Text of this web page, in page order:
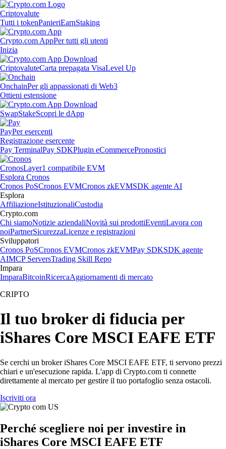
Criptovalute
Tutti i tokenPanieriEarnStaking
Crypto.com AppPer tutti gli utenti
Inizia
CriptovaluteCarta prepagata VisaLevel Up
OnchainPer gli appassionati di Web3
Ottieni estensione
SwapStakeScopri le dApp
PayPer esercenti
Registrazione esercente
Pay TerminalPay SDKPlugin eCommercePronostici
CronosLayer1 compatibile EVM
Esplora Cronos
Cronos PoSCronos EVMCronos zkEVMSDK agente AI
Esplora
AffiliazioneIstituzionaliCustodia
Crypto.com
Chi siamoNotizie aziendaliNovità sui prodottiEventiLavora con
noiPartnerSicurezzaLicenze e registrazioni
Sviluppatori
Cronos PoSCronos EVMCronos zkEVMPay SDKSDK agente
AIMCP ServersTrading Skill Repo
Impara
ImparaBitcoinRicercaAggiornamenti di mercato
CRIPTO
Il tuo broker di fiducia per
iShares Core MSCI EAFE ETF
Se cerchi un broker iShares Core MSCI EAFE ETF, ti servono prezzi
chiari e un'esecuzione rapida. L'app di Crypto.com ti connette
direttamente al mercato per gestire il tuo portafoglio senza ostacoli.
Iscriviti ora
Perché scegliere noi per investire in
iShares Core MSCI EAFE ETF